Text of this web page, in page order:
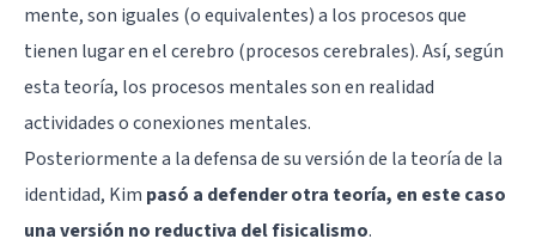
mente, son iguales (o equivalentes) a los procesos que
tienen lugar en el cerebro (procesos cerebrales). Así, según
esta teoría, los procesos mentales son en realidad
actividades o conexiones mentales.
Posteriormente a la defensa de su versión de la teoría de la
identidad, Kim pasó a defender otra teoría, en este caso
una versión no reductiva del fisicalismo.